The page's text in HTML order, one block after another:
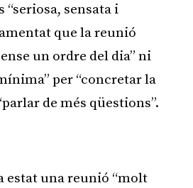
“seriosa, sensata i
que la reunió
un ordre del dia” ni
per “concretar la
de més qüestions”.
estat una reunió “molt